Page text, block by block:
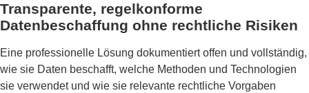
Transparente, regelkonforme
Datenbeschaffung ohne rechtliche Risiken
Eine professionelle Lösung dokumentiert offen und vollständig,
wie sie Daten beschafft, welche Methoden und Technologien
sie verwendet und wie sie relevante rechtliche Vorgaben